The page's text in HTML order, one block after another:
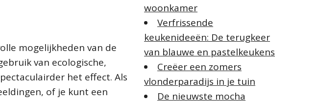
mogelijkheden van de
van ecologische,
het effect. Als
of je kunt een
woonkamer
Verfrissende
keukenideeën: De terugkeer
van blauwe en pastelkeukens
Creëer een zomers
vlonderparadijs in je tuin
De nieuwste mocha